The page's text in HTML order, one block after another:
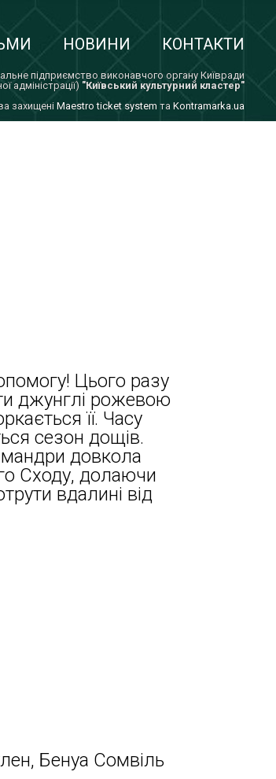
НОВИНИ КОНТАКТИ
підприємство виконавчого органу Київради
адміністрації) "Київський культурний кластер"
захищенiMaestro ticket system та Kontramarka.ua
Цього разу
джунглі рожевою
її. Часу
сезон дощів.
довкола
Сходу, долаючи
вдалині від
Бенуа Сомвіль